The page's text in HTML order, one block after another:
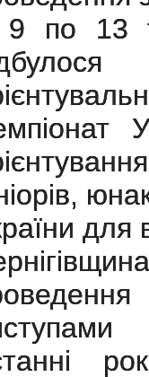
по 13
для